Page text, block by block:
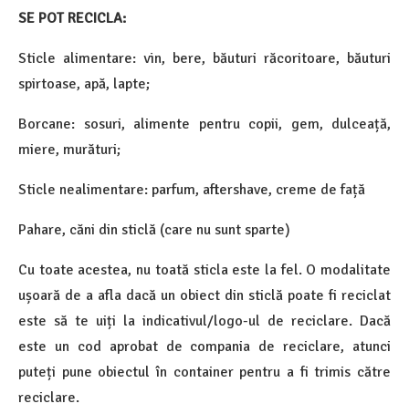
SE POT RECICLA:
Sticle alimentare: vin, bere, băuturi răcoritoare, băuturi
spirtoase, apă, lapte;
Borcane: sosuri, alimente pentru copii, gem, dulceață,
miere, murături;
Sticle nealimentare: parfum, aftershave, creme de față
Pahare, căni din sticlă (care nu sunt sparte)
Cu toate acestea, nu toată sticla este la fel. O modalitate
ușoară de a afla dacă un obiect din sticlă poate fi reciclat
este să te uiți la indicativul/logo-ul de reciclare. Dacă
este un cod aprobat de compania de reciclare, atunci
puteți pune obiectul în container pentru a fi trimis către
reciclare.